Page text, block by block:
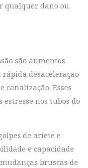
qualquer dano ou
são aumentos
desaceleração
canalização. Esses
estresse nos tubos do
de ariete e
e capacidade
bruscas de